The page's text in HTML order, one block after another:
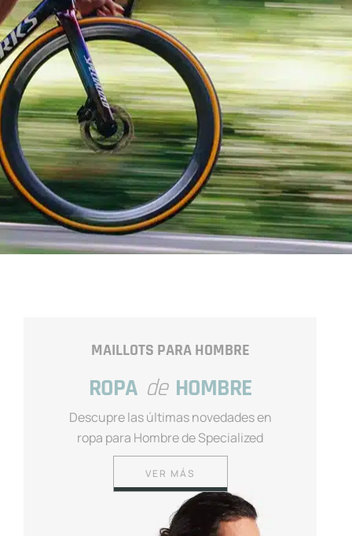
ROPA de HOMBRE
MAILLOTS PARA HOMBRE
Descupre las últimas novedades en
ropa para Hombre de Specialized
VER MÁS